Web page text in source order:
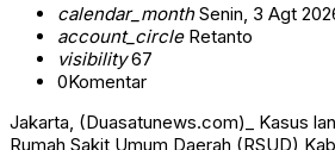
calendar_monthSenin, 3 Agt
account_circleRetanto
visibility67
0Komentar
Jakarta, (Duasatunews.com)_ Kasus
Rumah Sakit Umum Daerah (RSUD)